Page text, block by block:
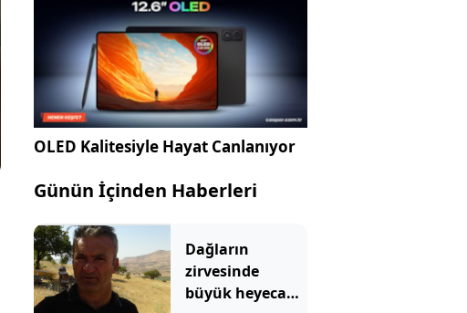
OLED Kalitesiyle Hayat Canlanıyor
Günün İçinden Haberleri
Dağların
zirvesinde
büyük heyecan